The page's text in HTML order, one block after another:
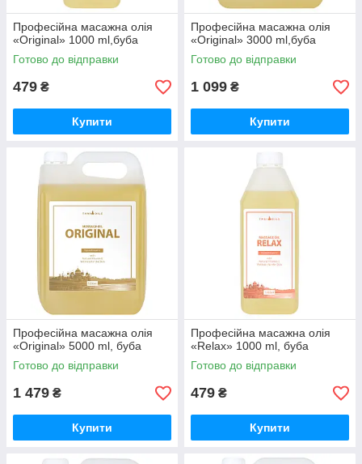
Професійна масажна олія
«Original» 1000 ml,буба
Готово до відправки
479 ₴
Купити
Професійна масажна олія
«Original» 3000 ml,буба
Готово до відправки
1 099 ₴
Купити
Професійна масажна олія
«Original» 5000 ml, буба
Готово до відправки
1 479 ₴
Купити
Професійна масажна олія
«Relax» 1000 ml, буба
Готово до відправки
479 ₴
Купити